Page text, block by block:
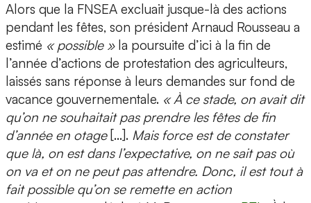
Alors que la FNSEA excluait jusque-là des actions
pendant les fêtes, son président Arnaud Rousseau a
estimé « possible »la poursuite d’ici à la fin de
l’année d’actions de protestation des agriculteurs,
laissés sans réponse à leurs demandes sur fond de
vacance gouvernementale. « À ce stade, on avait dit
qu’on ne souhaitait pas prendre les fêtes de fin
d’année en otage […]. Mais force est de constater
que là, on est dans l’expectative, on ne sait pas où
on va et on ne peut pas attendre. Donc, il est tout à
fait possible qu’on se remette en action